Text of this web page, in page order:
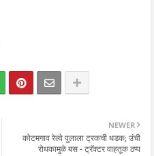
NEWER
कोटमगाव रेल्वे पुलाला ट्रकची धडक; उंची
रोधकामुळे बस - ट्रॅक्टर वाहतूक ठप्प